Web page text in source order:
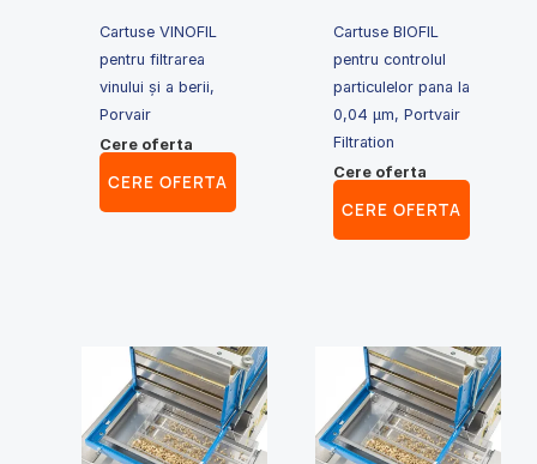
Cartuse VINOFIL
pentru filtrarea
vinului și a berii,
Porvair
Cere oferta
CERE OFERTA
Cartuse BIOFIL
pentru controlul
particulelor pana la
0,04 μm, Portvair
Filtration
Cere oferta
CERE OFERTA